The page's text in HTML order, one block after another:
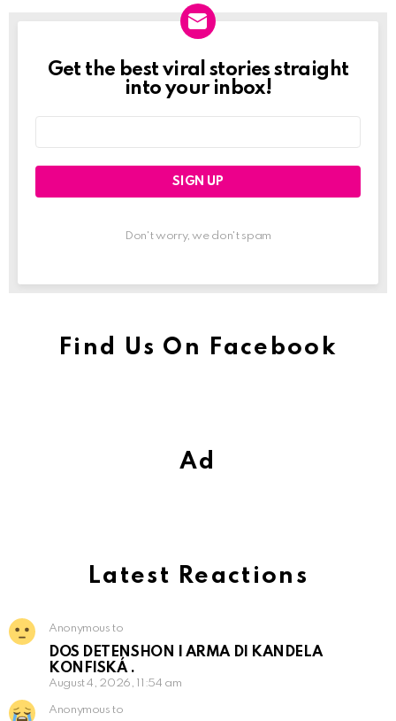
Newslett
Get the best viral stories straight
into your inbox!
Don't worry, we don't spam
Find Us On Facebook
Ad
Latest Reactions
Anonymous to
DOS DETENSHON I ARMA DI KANDELA
KONFISKÁ .
August 4, 2026, 11:54 am
Anonymous to